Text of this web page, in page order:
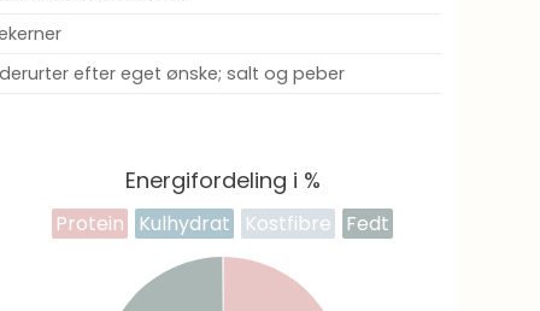
efter eget ønske; salt og peber
Energifordeling i %
Protein Kulhydrat Kostfibre Fedt